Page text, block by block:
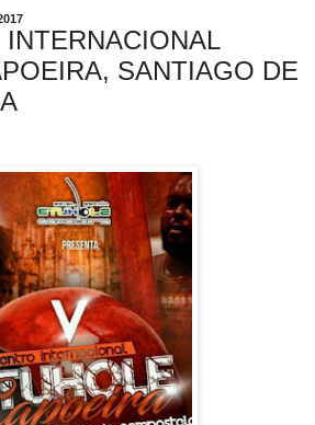
SANTIAGO DE